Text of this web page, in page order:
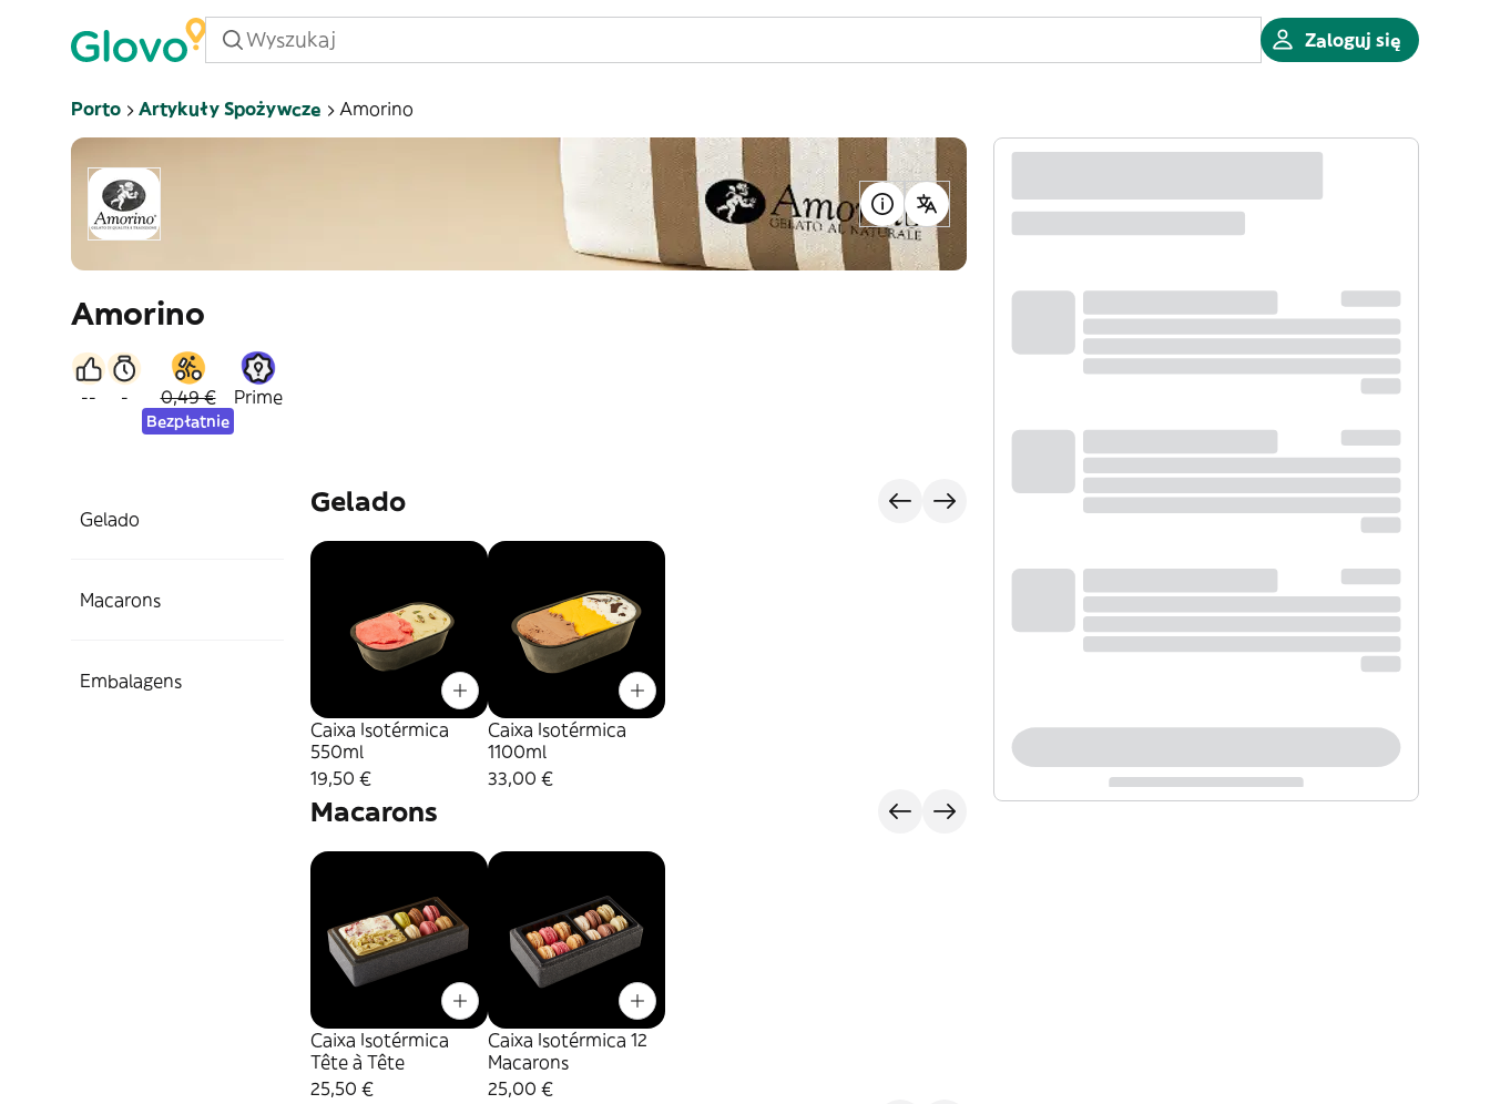
Zaloguj się
Porto Artykuły Spożywcze Amorino
Amorino
-- - 0,49 €
Bezpłatnie
Prime
Gelado
Macarons
Embalagens
Gelado
Caixa Isotérmica
550ml
19,50 €
Caixa Isotérmica
1100ml
33,00 €
Macarons
Caixa Isotérmica
Tête à Tête
25,50 €
Caixa Isotérmica 12
Macarons
25,00 €